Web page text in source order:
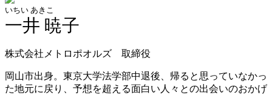
いちい あきこ
一井 暁子
株式会社メトロポオルズ 取締役
岡山市出身。東京大学法学部中退後、帰ると思っていなかっ
た地元に戻り、予想を超える面白い人々との出会いのおかげ